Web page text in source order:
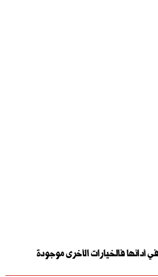
أدائها فالخيارات الأخرى موجودة